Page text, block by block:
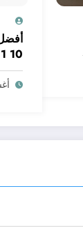
10 11 12 لسنة 2026